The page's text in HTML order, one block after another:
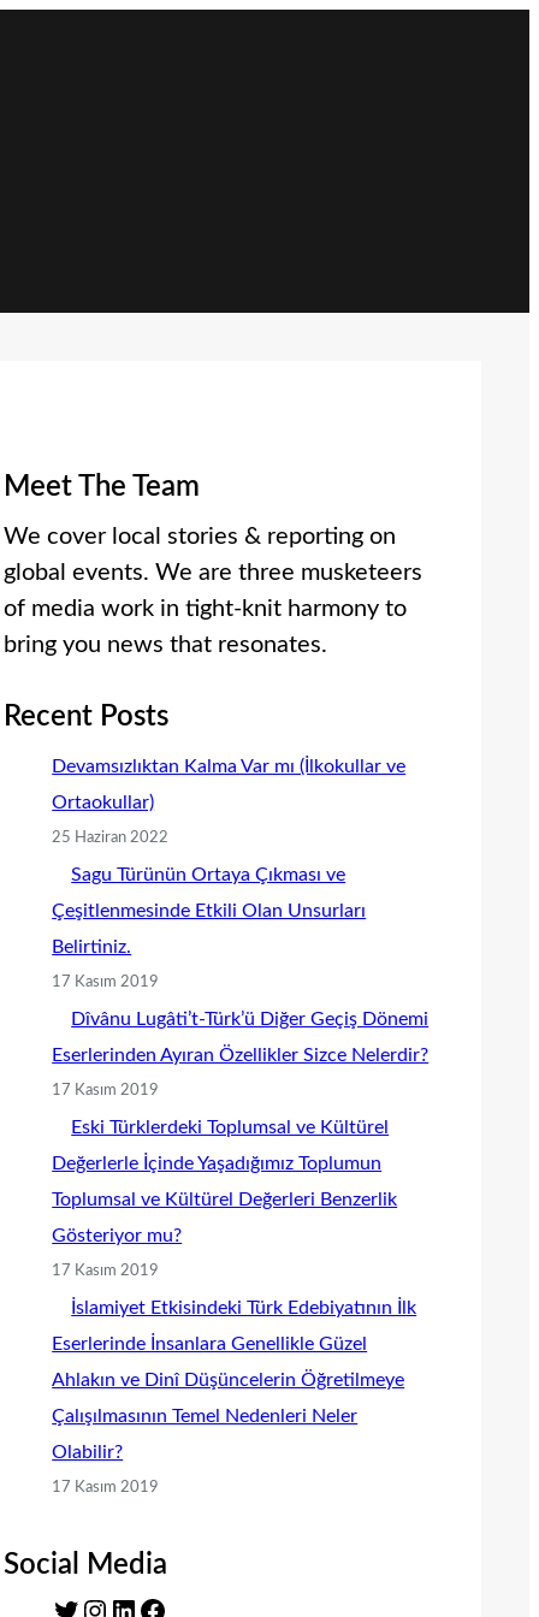
Meet The Team
We cover local stories & reporting on
global events. We are three musketeers
of media work in tight-knit harmony to
bring you news that resonates.
Recent Posts
Devamsızlıktan Kalma Var mı (İlkokullar ve
Ortaokullar)
25 Haziran 2022
Sagu Türünün Ortaya Çıkması ve
Çeşitlenmesinde Etkili Olan Unsurları
Belirtiniz.
17 Kasım 2019
Dîvânu Lugâti’t-Türk’ü Diğer Geçiş Dönemi
Eserlerinden Ayıran Özellikler Sizce Nelerdir?
17 Kasım 2019
Eski Türklerdeki Toplumsal ve Kültürel
Değerlerle İçinde Yaşadığımız Toplumun
Toplumsal ve Kültürel Değerleri Benzerlik
Gösteriyor mu?
17 Kasım 2019
İslamiyet Etkisindeki Türk Edebiyatının İlk
Eserlerinde İnsanlara Genellikle Güzel
Ahlakın ve Dinî Düşüncelerin Öğretilmeye
Çalışılmasının Temel Nedenleri Neler
Olabilir?
17 Kasım 2019
Social Media